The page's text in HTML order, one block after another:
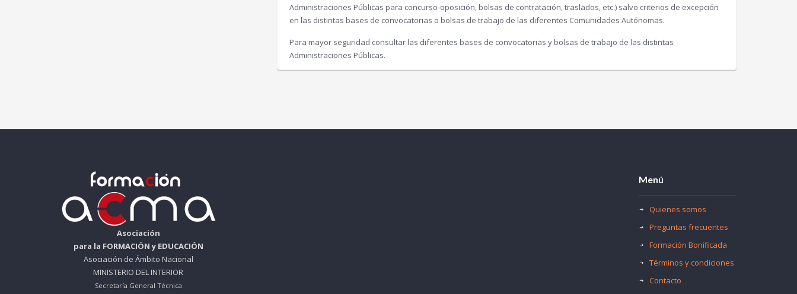
Administraciones Públicas para concurso-oposición, bolsas de contratación, traslados, etc.) salvo criterios de excepción
en las distintas bases de convocatorias o bolsas de trabajo de las diferentes Comunidades Autónomas.
Para mayor seguridad consultar las diferentes bases de convocatorias y bolsas de trabajo de las distintas
Administraciones Públicas.
Asociación
para la FORMACIÓN y EDUCACIÓN
Asociación de Ámbito Nacional
MINISTERIO DEL INTERIOR
Secretaría General Técnica
Menú
Quienes somos
Preguntas frecuentes
Formación Bonificada
Términos y condiciones
Contacto